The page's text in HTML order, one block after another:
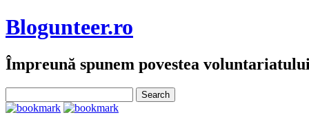
Blogunteer.ro
Împreună spunem povestea